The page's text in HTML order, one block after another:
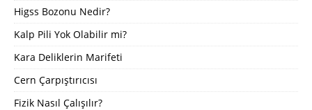
Higss Bozonu Nedir?
Kalp Pili Yok Olabilir mi?
Kara Deliklerin Marifeti
Cern Çarpıştırıcısı
Fizik Nasıl Çalışılır?